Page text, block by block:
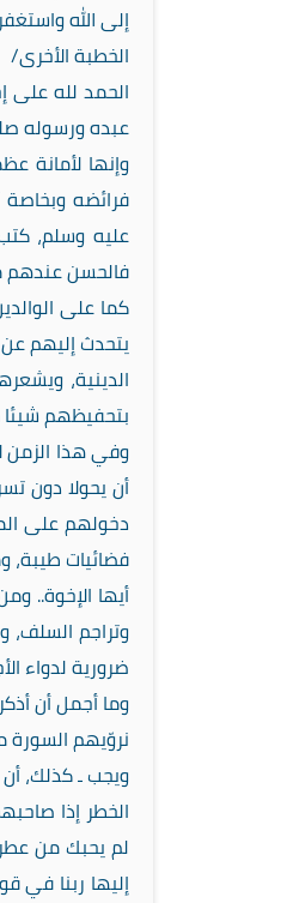
إلى الله
الخطبة الأخرى/
الحمد لله على
عبده ورسوله
وإنها لأمانة
فرائضه
عليه وسلم،
فالحسن عندهم
كما على
يتحدث إليهم
الدينية،
بتحفيظهم شيئا
وفي هذا الزمن
أن يحولا دون
دخولهم على
فضائيات
أيها الإخوة..
وتراجم السلف،
ضرورية لدواء
وما أجمل أن
نروّيهم السورة
ويجب ـ كذلك،
الخطر إذا
لم يحبك من
إليها ربنا في